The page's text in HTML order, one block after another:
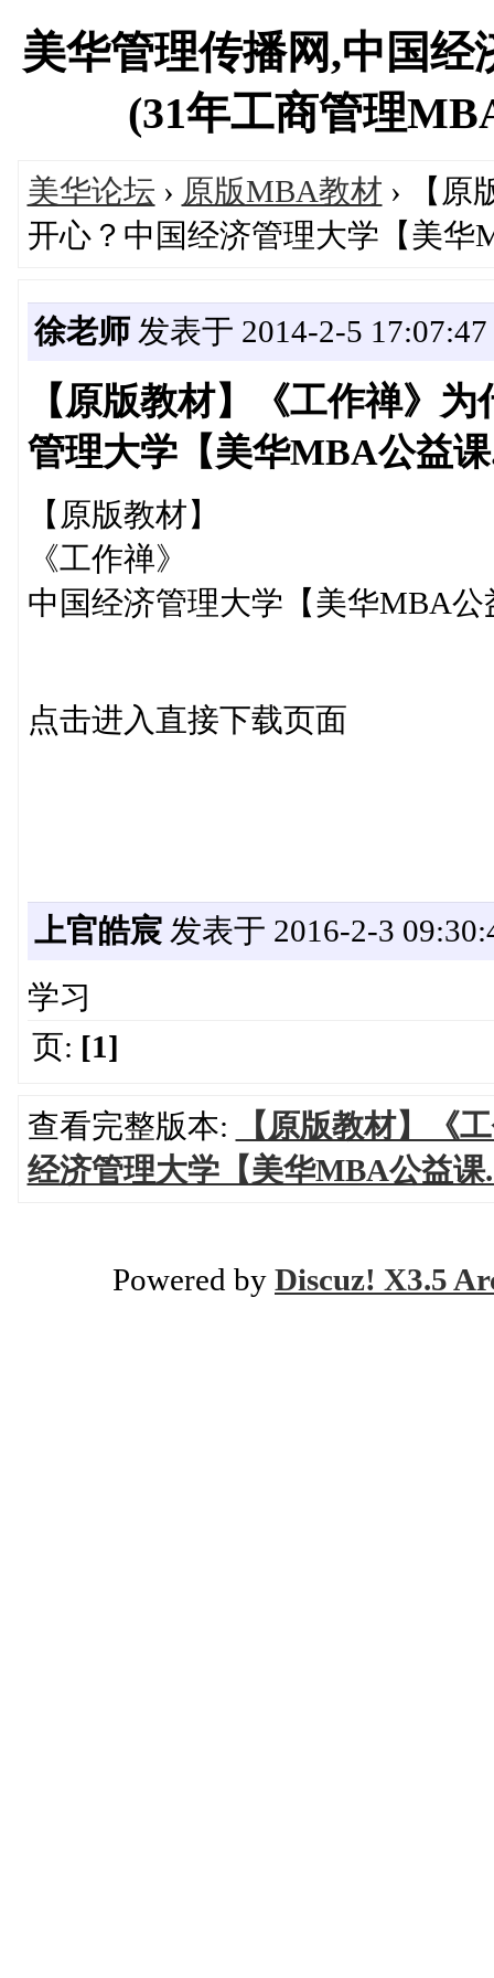
美华管理传播网,中国
(31年工商管理
美华论坛 › 原版MBA教材 › 【原
开心？中国经济管理大学【美华
徐老师发表于 2014-2-5 17:07:47
【原版教材】《工作禅》
管理大学【美华MBA公益
【原版教材】
《工作禅》
中国经济管理大学【美华MBA公
点击进入直接下载页面
上官皓宸发表于 2016-2-3
学习
页: [1]
查看完整版本:
【原版教材】《
经济管理大学【美华MBA公益课
Powered by Discuz! X3.5